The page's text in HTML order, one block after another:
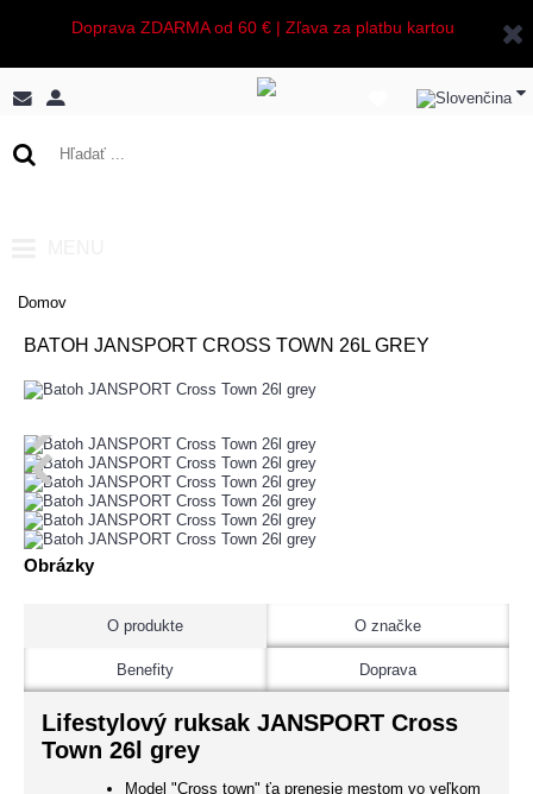
Doprava ZDARMA od 60 € | Zľava za platbu kartou
Domov
BATOH JANSPORT CROSS TOWN 26L GREY
Obrázky
O produkte O značke
Benefity Doprava
Lifestylový ruksak JANSPORT Cross
Town 26l grey
Model "Cross town" ťa prenesie mestom vo veľkom